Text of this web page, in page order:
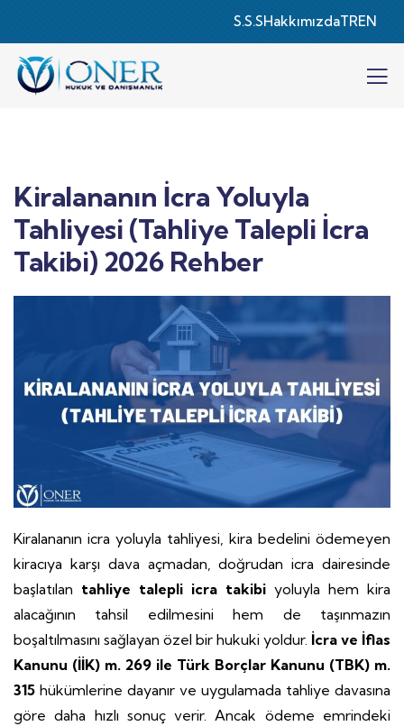
S.S.SHakkımızdaTREN
Kiralananın İcra Yoluyla
Tahliyesi (Tahliye Talepli İcra
Takibi) 2026 Rehber
Kiralananın icra yoluyla tahliyesi, kira bedelini ödemeyen
kiracıya karşı dava açmadan, doğrudan icra dairesinde
başlatılan tahliye talepli icra takibi yoluyla hem kira
alacağının tahsil edilmesini hem de taşınmazın
boşaltılmasını sağlayan özel bir hukuki yoldur. İcra ve İflas
Kanunu (İİK) m. 269 ile Türk Borçlar Kanunu (TBK) m.
315 hükümlerine dayanır ve uygulamada tahliye davasına
göre daha hızlı sonuç verir. Ancak ödeme emrindeki